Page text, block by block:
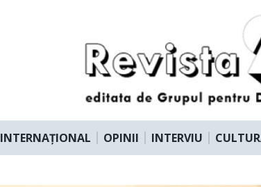
INTERNAȚIONAL OPINII INTERVIU